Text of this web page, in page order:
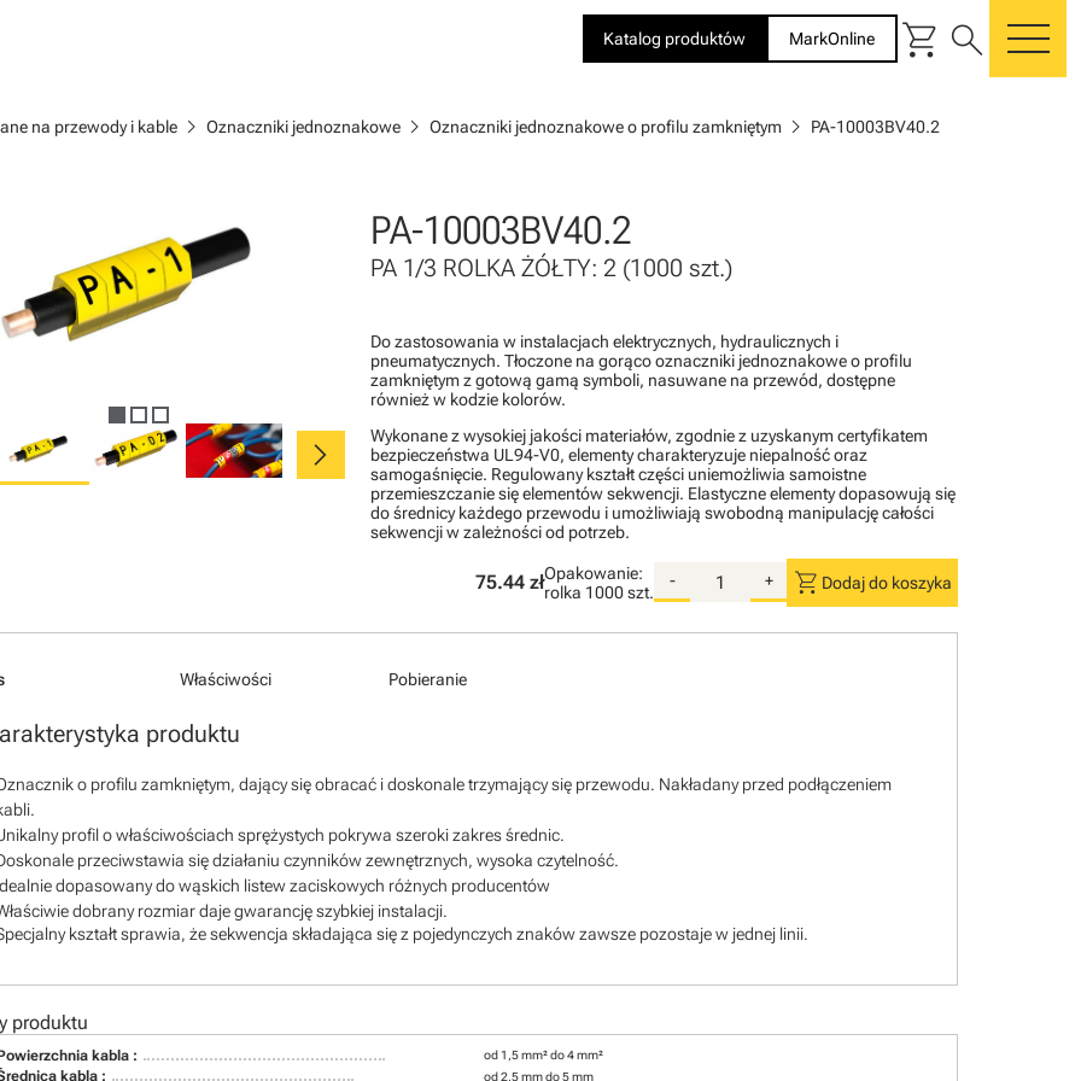
Katalog produktów MarkOnline shopping_cart search
na przewody i kable chevron_right Oznaczniki jednoznakowe chevron_right Oznaczniki jednoznakowe o profilu zamkniętym chevron_right PA-10003BV40.2
chevron_right
PA-10003BV40.2
PA 1/3 ROLKA ŻÓŁTY: 2 (1000 szt.)
Do zastosowania w instalacjach elektrycznych, hydraulicznych i
pneumatycznych. Tłoczone na gorąco oznaczniki jednoznakowe o profilu
zamkniętym z gotową gamą symboli, nasuwane na przewód, dostępne
również w kodzie kolorów.
Wykonane z wysokiej jakości materiałów, zgodnie z uzyskanym certyfikatem
bezpieczeństwa UL94-V0, elementy charakteryzuje niepalność oraz
samogaśnięcie. Regulowany kształt części uniemożliwia samoistne
przemieszczanie się elementów sekwencji. Elastyczne elementy dopasowują się
do średnicy każdego przewodu i umożliwiają swobodną manipulację całości
sekwencji w zależności od potrzeb.
75.44 złOpakowanie:
rolka 1000 szt.
- + shopping_cart Dodaj do koszyka
Właściwości Pobieranie
produktu
o profilu zamkniętym, dający się obracać i doskonale trzymający się przewodu. Nakładany przed podłączeniem
profil o właściwościach sprężystych pokrywa szeroki zakres średnic.
przeciwstawia się działaniu czynników zewnętrznych, wysoka czytelność.
dopasowany do wąskich listew zaciskowych różnych producentów
dobrany rozmiar daje gwarancję szybkiej instalacji.
kształt sprawia, że sekwencja składająca się z pojedynczych znaków zawsze pozostaje w jednej linii.
produktu
kabla : od 1,5 mm² do 4 mm²
kabla : od 2,5 mm do 5 mm